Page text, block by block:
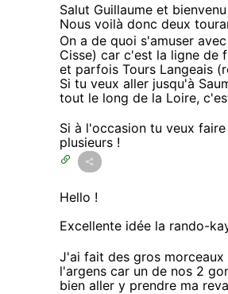
Salut Guillaume et bienvenu
Nous voilà donc deux
On a de quoi s'amuser
Cisse) car c'est la ligne de
et parfois Tours Langeais
Si tu veux aller jusqu'à
tout le long de la Loire,
Si à l'occasion tu veux
plusieurs !
Hello !
Excellente idée la rando-
J'ai fait des gros
l'argens car un de nos 2
bien aller y prendre ma